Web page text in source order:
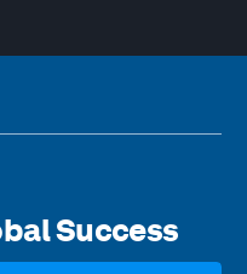
Success